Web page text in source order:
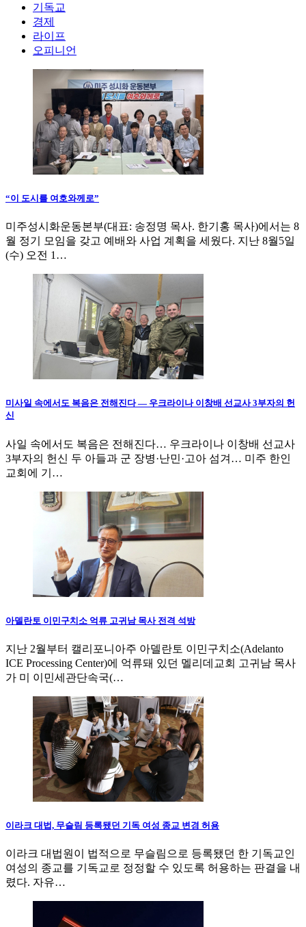
기독교
경제
라이프
오피니언
“이 도시를 여호와께로”
미주성시화운동본부(대표: 송정명 목사. 한기홍 목사)에서는 8
월 정기 모임을 갖고 예배와 사업 계획을 세웠다. 지난 8월5일
(수) 오전 1…
미사일 속에서도 복음은 전해진다 — 우크라이나 이창배 선교사 3부자의 헌
신
사일 속에서도 복음은 전해진다… 우크라이나 이창배 선교사
3부자의 헌신 두 아들과 군 장병·난민·고아 섬겨… 미주 한인
교회에 기…
아델란토 이민구치소 억류 고귀남 목사 전격 석방
지난 2월부터 캘리포니아주 아델란토 이민구치소(Adelanto
ICE Processing Center)에 억류돼 있던 멜리데교회 고귀남 목사
가 미 이민세관단속국(…
이라크 대법, 무슬림 등록됐던 기독 여성 종교 변경 허용
이라크 대법원이 법적으로 무슬림으로 등록됐던 한 기독교인
여성의 종교를 기독교로 정정할 수 있도록 허용하는 판결을 내
렸다. 자유…